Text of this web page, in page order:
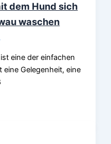
dem Hund sich
waschen
eine der einfachen
eine Gelegenheit, eine